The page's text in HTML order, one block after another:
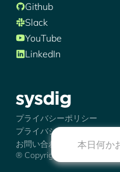
Github
Slack
YouTube
LinkedIn
シズディグ-ロゴ
® Copyright 2026 Sysdig, Inc.
プライバシーポリシー
プライバシーの選択肢
お問い合わせ